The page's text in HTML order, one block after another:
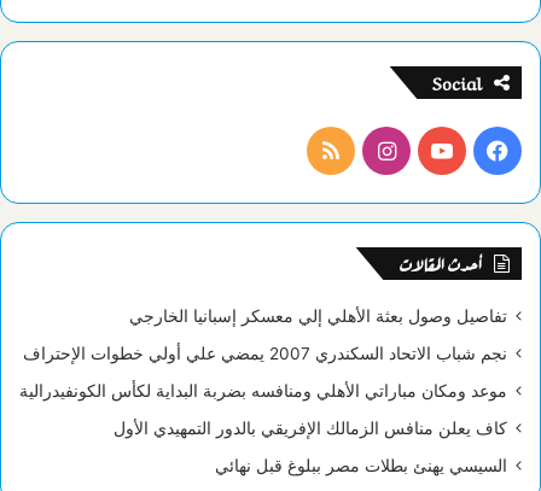
Social
فيسبوكيوتيوبانستقرامملخص
الموقع
أحدث المقالات
تفاصيل وصول بعثة الأهلي إلي معسكر إسبانيا الخارجي
نجم شباب الاتحاد السكندري 2007 يمضي علي أولي خطوات الإحتراف
موعد ومكان مباراتي الأهلي ومنافسه بضربة البداية لكأس الكونفيدرالية
كاف يعلن منافس الزمالك الإفريقي بالدور التمهيدي الأول
السيسي يهنئ بطلات مصر ببلوغ قبل نهائي